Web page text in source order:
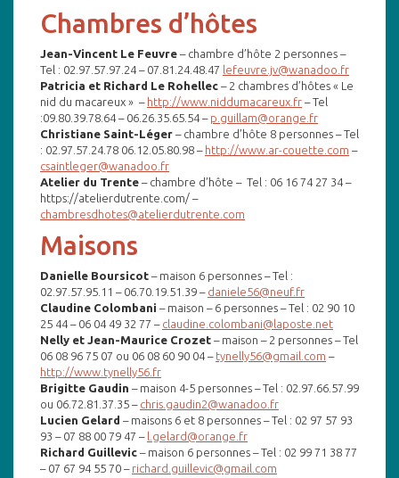
Chambres d’hôtes
Jean-Vincent Le Feuvre – chambre d’hôte 2 personnes –
Tel : 02.97.57.97.24 – 07.81.24.48.47 lefeuvre.jv@wanadoo.fr
Patricia et Richard Le Rohellec – 2 chambres d’hôtes « Le
nid du macareux » – http://www.niddumacareux.fr – Tel
:09.80.39.78.64 – 06.26.35.65.54 – p.guillam@orange.fr
Christiane Saint-Léger – chambre d’hôte 8 personnes – Tel
: 02.97.57.24.78 06.12.05.80.98 – http://www.ar-couette.com –
csaintleger@wanadoo.fr
Atelier du Trente – chambre d’hôte – Tel : 06 16 74 27 34 –
https://atelierdutrente.com/ –
chambresdhotes@atelierdutrente.com
Maisons
Danielle Boursicot – maison 6 personnes – Tel :
02.97.57.95.11 – 06.70.19.51.39 – daniele56@neuf.fr
Claudine Colombani – maison – 6 personnes – Tel : 02 90 10
25 44 – 06 04 49 32 77 – claudine.colombani@laposte.net
Nelly et Jean-Maurice Crozet – maison – 2 personnes – Tel
06 08 96 75 07 ou 06 08 60 90 04 – tynelly56@gmail.com –
http://www.tynelly56.fr
Brigitte Gaudin – maison 4-5 personnes – Tel : 02.97.66.57.99
ou 06.72.81.37.35 – chris.gaudin2@wanadoo.fr
Lucien Gelard – maisons 6 et 8 personnes – Tel : 02 97 57 93
93 – 07 88 00 79 47 –
l.gelard@orange.fr
Richard Guillevic – maison 6 personnes – Tel : 02 99 71 38 77
– 07 67 94 55 70 – richard.guillevic@gmail.com